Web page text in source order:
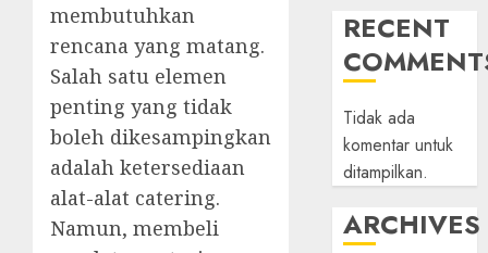
membutuhkan
rencana yang matang.
Salah satu elemen
penting yang tidak
boleh dikesampingkan
adalah ketersediaan
alat-alat catering.
Namun, membeli
RECENT
Tidak ada
komentar untuk
ditampilkan.
ARCHIVES